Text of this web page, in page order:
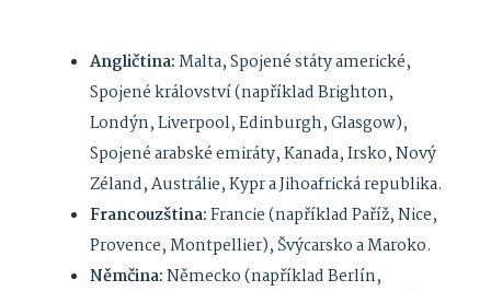
Angličtina:Malta, Spojené státy americké,
Spojené království (například Brighton,
Londýn, Liverpool, Edinburgh, Glasgow),
Spojené arabské emiráty, Kanada, Irsko, Nový
Zéland, Austrálie, Kypr a Jihoafrická republika.
Francouzština:Francie (například Paříž, Nice,
Provence, Montpellier), Švýcarsko a Maroko.
Němčina:Německo (například Berlín,